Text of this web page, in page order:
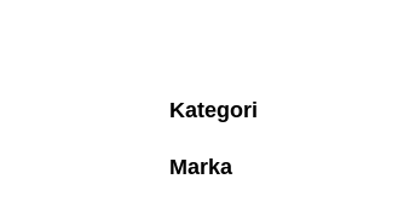
Kategori
Marka